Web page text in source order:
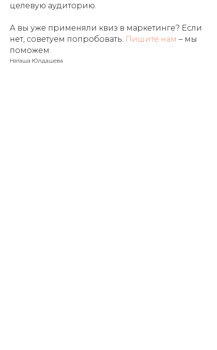
целевую аудиторию.
А вы уже применяли квиз в маркетинге? Если
нет, советуем попробовать. Пишите нам – мы
поможем.
Наташа Юлдашева